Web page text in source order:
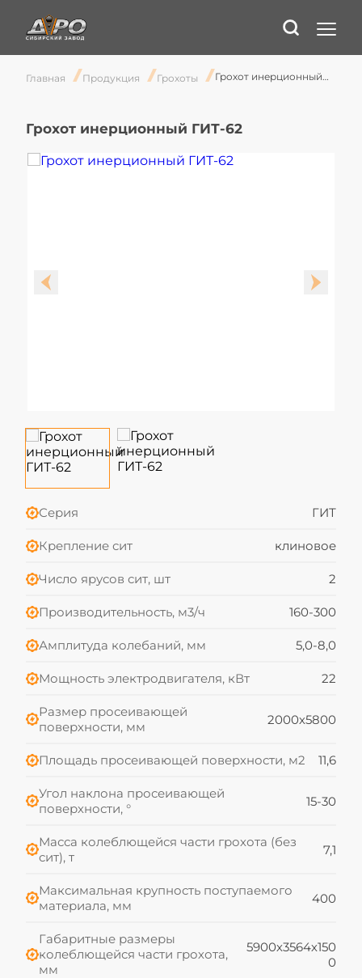
Главная Продукция Грохоты Грохот инерционный ГИТ-62
Грохот инерционный ГИТ-62
Серия ГИТ
Крепление сит клиновое
Число ярусов сит, шт 2
Производительность, м3/ч 160-300
Амплитуда колебаний, мм 5,0-8,0
Мощность электродвигателя, кВт 22
Размер просеивающей
поверхности, мм
2000х5800
Площадь просеивающей поверхности, м2 11,6
Угол наклона просеивающей
поверхности, °
15-30
Масса колеблющейся части грохота (без
сит), т
7,1
Максимальная крупность поступаемого
материала, мм
400
Габаритные размеры
колеблющейся части грохота,
мм
5900х3564х150
0